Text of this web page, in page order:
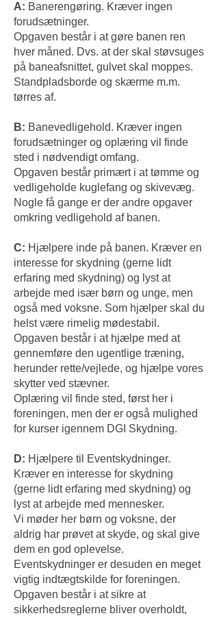
A: Banerengøring. Kræver ingen
forudsætninger.
Opgaven består i at gøre banen ren
hver måned. Dvs. at der skal støvsuges
på baneafsnittet, gulvet skal moppes.
Standpladsborde og skærme m.m.
tørres af.
B: Banevedligehold. Kræver ingen
forudsætninger og oplæring vil finde
sted i nødvendigt omfang.
Opgaven består primært i at tømme og
vedligeholde kuglefang og skivevæg.
Nogle få gange er der andre opgaver
omkring vedligehold af banen.
C: Hjælpere inde på banen. Kræver en
interesse for skydning (gerne lidt
erfaring med skydning) og lyst at
arbejde med især børn og unge, men
også med voksne. Som hjælper skal du
helst være rimelig mødestabil.
Opgaven består i at hjælpe med at
gennemføre den ugentlige træning,
herunder rette/vejlede, og hjælpe vores
skytter ved stævner.
Oplæring vil finde sted, først her i
foreningen, men der er også mulighed
for kurser igennem DGI Skydning.
D: Hjælpere til Eventskydninger.
Kræver en interesse for skydning
(gerne lidt erfaring med skydning) og
lyst at arbejde med mennesker.
Vi møder her børn og voksne, der
aldrig har prøvet at skyde, og skal give
dem en god oplevelse.
Eventskydninger er desuden en meget
vigtig indtægtskilde for foreningen.
Opgaven består i at sikre at
sikkerhedsreglerne bliver overholdt,